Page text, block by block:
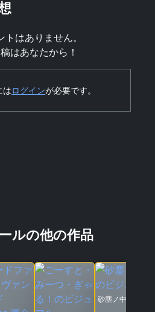
トはありません。
はあなたから！
はログインが必要です。
ルの他の作品
砂塵ノ中デ